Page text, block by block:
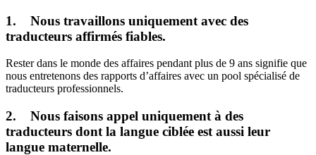
1. Nous travaillons uniquement avec des
traducteurs affirmés fiables.
Rester dans le monde des affaires pendant plus de 9 ans signifie que
nous entretenons des rapports d’affaires avec un pool spécialisé de
traducteurs professionnels.
2. Nous faisons appel uniquement à des
traducteurs dont la langue ciblée est aussi leur
langue maternelle.